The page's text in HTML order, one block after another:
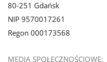
80-251 Gdańsk
NIP 9570017261
Regon 000173568
MEDIA SPOŁECZNOŚCIOWE: